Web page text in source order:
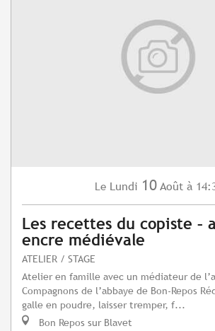
Le Lundi 10 Août à
Les recettes du copiste –
encre médiévale
ATELIER / STAGE
Atelier en famille avec un médiateur de
Compagnons de l’abbaye de Bon-Repos
galle en poudre, laisser tremper, f...
Bon Repos sur Blavet